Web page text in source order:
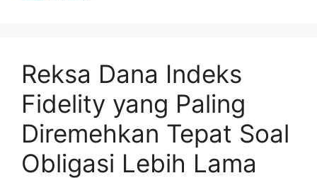
Reksa Dana Indeks
Fidelity yang Paling
Diremehkan Tepat Soal
Obligasi Lebih Lama